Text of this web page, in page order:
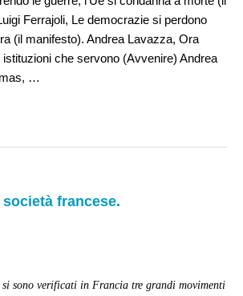
Ferrajoli, Le democrazie si perdono
(il manifesto). Andrea Lavazza, Ora
istituzioni che servono (Avvenire) Andrea
…
francese.
sono verificati in Francia tre grandi movimenti